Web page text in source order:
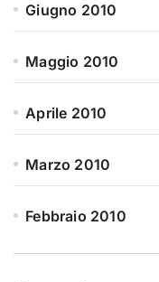
Giugno 2010
Maggio 2010
Aprile 2010
Marzo 2010
Febbraio 2010